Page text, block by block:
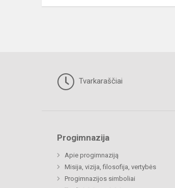
Tvarkaraščiai
Progimnazija
Apie progimnaziją
Misija, vizija, filosofija, vertybės
Progimnazijos simboliai